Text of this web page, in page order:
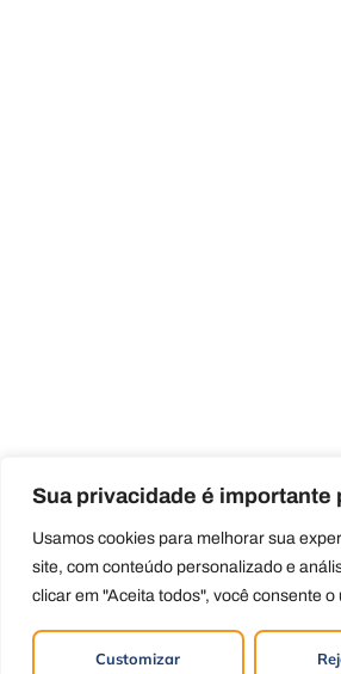
Sua privacidade é importante
Usamos cookies para melhorar sua
site, com conteúdo personalizado e
clicar em "Aceita todos", você consente o
Customizar